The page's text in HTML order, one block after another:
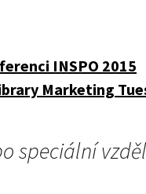
INSPO 2015
Marketing
speciální